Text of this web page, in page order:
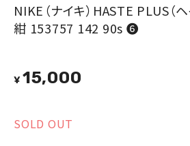
NIKE（ナイキ）HASTE PLUS（
紺 153757 142 90s ❻
¥15,000
SOLD OUT